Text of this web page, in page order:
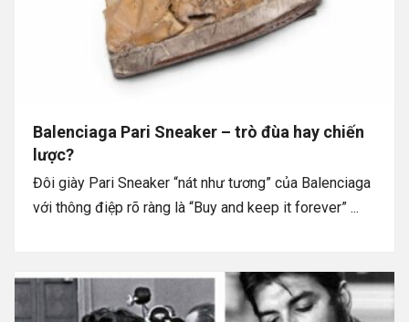
Balenciaga Pari Sneaker – trò đùa hay chiến
lược?
Đôi giày Pari Sneaker “nát như tương” của Balenciaga
với thông điệp rõ ràng là “Buy and keep it forever” ...